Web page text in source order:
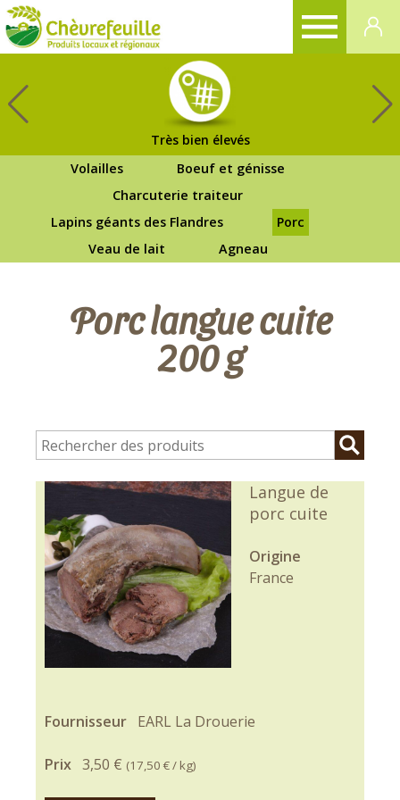
Très bien élevés
Volailles
Boeuf et génisse
Charcuterie traiteur
Lapins géants des Flandres
Porc
Veau de lait
Agneau
Porc langue cuite
200 g
Langue de
porc cuite
Origine
France
Fournisseur EARL La Drouerie
Prix 3,50 € (17,50 €/ kg)